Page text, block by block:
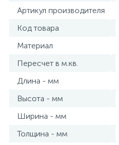
Артикул производителя
Код товара
Материал
Пересчет в м.кв.
Длина - мм
Высота - мм
Ширина - мм
Толщина - мм